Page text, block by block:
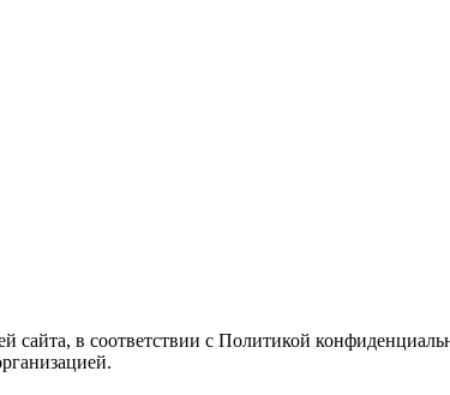
сайта, в соответствии с Политикой